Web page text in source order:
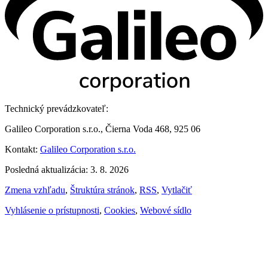
Technický prevádzkovateľ:
Galileo Corporation s.r.o., Čierna Voda 468, 925 06
Kontakt: Galileo Corporation s.r.o.
Posledná aktualizácia: 3. 8. 2026
Zmena vzhľadu, Štruktúra stránok, RSS, Vytlačiť
Vyhlásenie o prístupnosti, Cookies, Webové sídlo